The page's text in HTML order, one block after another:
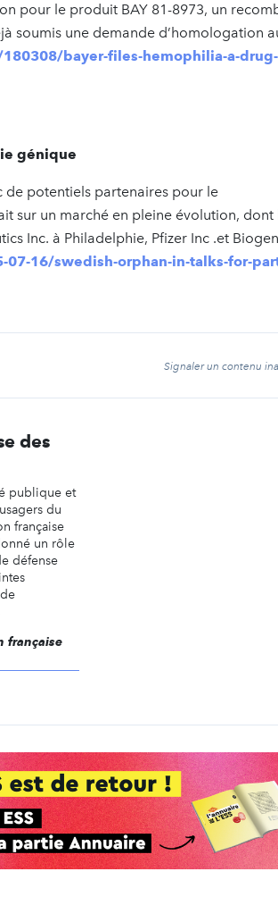
pour le produit BAY 81-8973, un
soumis une demande d’homologation
bayer-files-hemophilia-a-drug-
génique
de potentiels partenaires pour le
sur un marché en pleine évolution, dont
Inc. à Philadelphie, Pfizer Inc .et
16/swedish-orphan-in-talks-for-
Signaler un contenu
des
publique et
du
française
un rôle
défense
française